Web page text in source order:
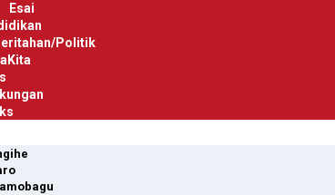
Esai
Politik